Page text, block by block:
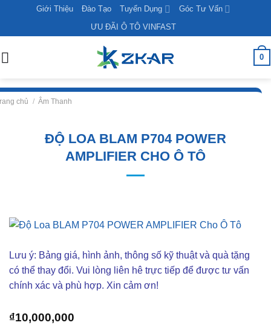
content
Giới Thiệu Đào Tạo Tuyển Dụng
Góc Tư Vấn
ƯU ĐÃI Ô TÔ VINFAST
0
chủ / Âm Thanh
ĐỘ LOA BLAM P704 POWER
AMPLIFIER CHO Ô TÔ
Lưu ý: Bảng giá, hình ảnh, thông số kỹ thuật và quà tặng
có thể thay đổi. Vui lòng liên hê trực tiếp để được tư vấn
chính xác và phù hợp. Xin cảm ơn!
₫10,000,000